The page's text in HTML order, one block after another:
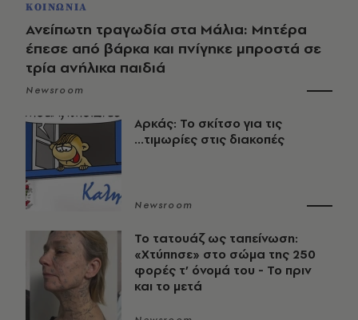
ΚΟΙΝΩΝΙΑ
Ανείπωτη τραγωδία στα Μάλια: Μητέρα
έπεσε από βάρκα και πνίγηκε μπροστά σε
τρία ανήλικα παιδιά
Newsroom
Αρκάς: Το σκίτσο για τις
...τιμωρίες στις διακοπές
Newsroom
Το τατουάζ ως ταπείνωση:
«Χτύπησε» στο σώμα της 250
φορές τ’ όνομά του - Το πριν
και το μετά